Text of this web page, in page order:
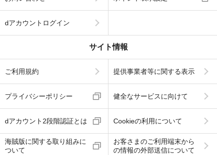
dアカウントログイン
サイト情報
ご利用規約 提供事業者等に関する表示
プライバシーポリシー 健全なサービスに向けて
dアカウント2段階認証とは Cookieの利用について
海賊版に関する取り組みに
ついて
お客さまのご利用端末から
の情報の外部送信について